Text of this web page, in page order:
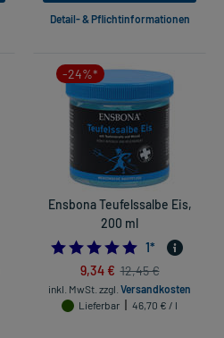
Detail- & Pflichtinformationen
-24%*
Ensbona Teufelssalbe Eis,
200 ml
5.0
1*
9,34 € 12,45 €
inkl. MwSt. zzgl. Versandkosten
Lieferbar
46,70 € / l